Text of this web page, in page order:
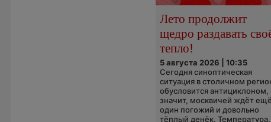
Лето продолжит
щедро раздавать
тепло!
5 августа 2026 | 10:35
Сегодня синоптическая
ситуация в столичном
обусловится антициклоном,
значит, москвичей ждёт ещё
один погожий и довольно
тёплый денёк.